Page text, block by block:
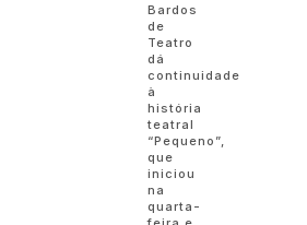
Bardos
de
Teatro
dá
continuidade
à
história
teatral
“Pequeno”,
que
iniciou
na
quarta-